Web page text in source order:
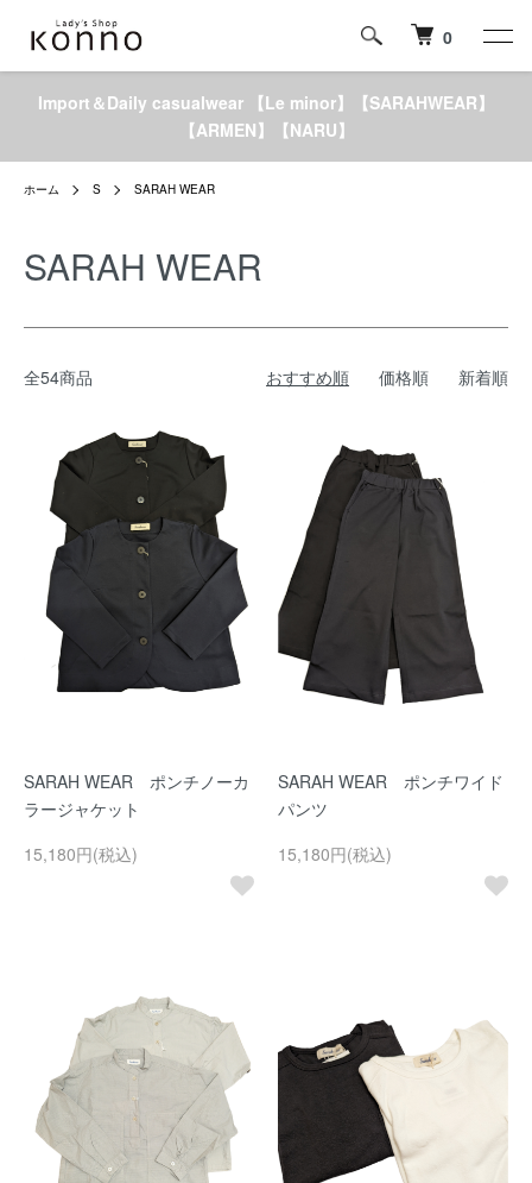
0
Import＆Daily casualwear 【Le minor】【SARAHWEAR】
【ARMEN】【NARU】
ホーム S SARAH WEAR
SARAH WEAR
全54商品 おすすめ順 価格順 新着順
SARAH WEAR ポンチノーカ
ラージャケット
15,180円(税込)
SARAH WEAR ポンチワイド
パンツ
15,180円(税込)